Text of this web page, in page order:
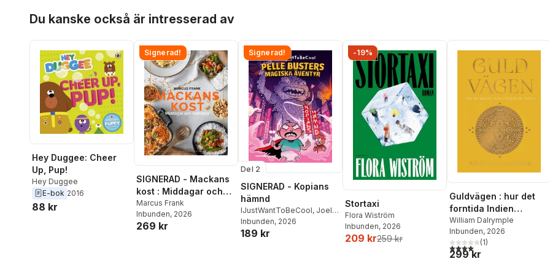
Du kanske också är intresserad av
Hey Duggee: Cheer
Up, Pup!
Hey Duggee
E-bok 2016
88 kr
Signerad!
SIGNERAD - Mackans
kost : Middagar och
matlådor
Marcus Frank
Inbunden, 2026
269 kr
Signerad!
Del 2
SIGNERAD - Kopians
hämnd
IJustWantToBeCool, Joel
Adolphson,Emil Ejdemo
Beer ,Victor Beer
Inbunden, 2026
189 kr
-19%
Stortaxi
Flora Wiström
Inbunden, 2026
209 kr259 kr
Guldvägen : hur det
forntida Indien
förändrade världen
William Dalrymple
Inbunden, 2026
4,0utav 5 stjärnor. Totalt
(1)
299 kr